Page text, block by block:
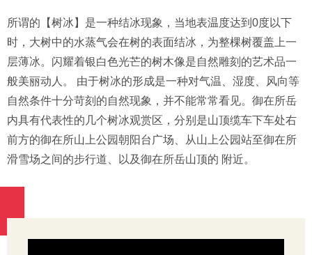
所谓的【树冰】是一种结冰现象，当地表温度达到0度以下
时，大树中的水蒸气会在树的表面结冰，为整棵树覆盖上一
层薄冰。闪耀着银白色光芒的树木像是自然雕刻的艺术品一
般美丽动人。 由于树冰的形成是一种对气温、湿度、风向等
自然条件十分苛刻的自然现象，并不能常常看见。御在所岳
内具有代表性的几个树冰观赏区，分别是山顶缆车下车处右
前方的御在所山上公园朝阳台广场、从山上公园站至御在所
滑雪场之间的步行道、以及御在所岳山顶的 附近。